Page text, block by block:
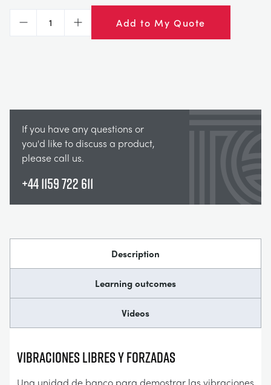
Decrease Increase Add to My Quote
If you have any questions or
you'd like to discuss a product,
please call us.
+44 1159 722 611
Description
Learning outcomes
Videos
VIBRACIONES LIBRES Y FORZADAS